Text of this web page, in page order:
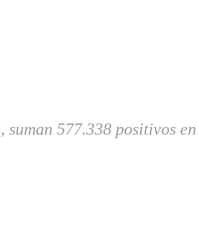
577.338 positivos